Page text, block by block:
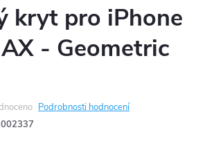
kryt pro iPhone
- Geometric
Podrobnosti hodnocení